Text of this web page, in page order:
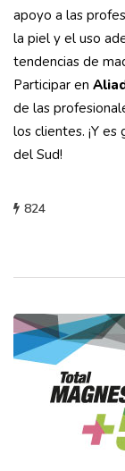
apoyo a las
la piel y el uso
tendencias de
Participar en
de las
los clientes. ¡Y
del Sud!
824